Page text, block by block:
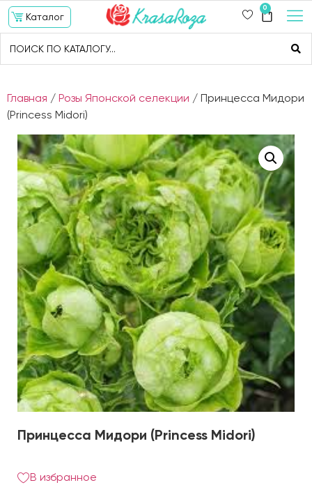
Каталог
0
Главная / Розы Японской селекции / Принцесса Мидори
(Princess Midori)
Принцесса Мидори (Princess Midori)
В избранное